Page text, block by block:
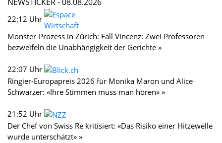
22:12 Uhr
Monster-Prozess in Zürich: Fall Vincenz: Zwei Professoren
bezweifeln die Unabhängigkeit der Gerichte »
22:07 Uhr
Ringier-Europapreis 2026 für Monika Maron und Alice
Schwarzer: «Ihre Stimmen muss man hören» »
21:52 Uhr
Der Chef von Swiss Re kritisiert: «Das Risiko einer Hitzewelle
wurde unterschätzt» »